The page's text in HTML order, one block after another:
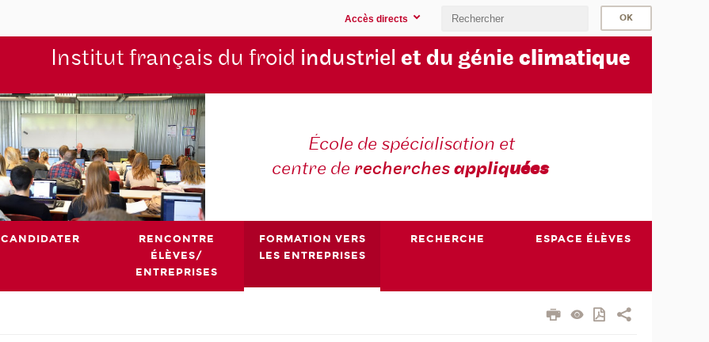
Accès directs
Institut français du froid industriel et du génie climatique
École de spécialisation et
centre de recherchesappliquées
CANDIDATER
RENCONTRE
ÉLÈVES/
ENTREPRISES
FORMATION VERS
LES ENTREPRISES
RECHERCHE ESPACE ÉLÈVES